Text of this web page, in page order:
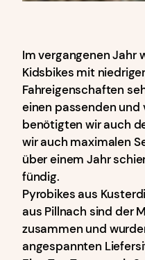
Im vergangenen Jahr
Kidsbikes mit
Fahreigenschaften
einen passenden und
benötigten wir auch
wir auch maximalen
über einem Jahr
fündig.
Pyrobikes aus
aus Pillnach sind der
zusammen und
angespannten